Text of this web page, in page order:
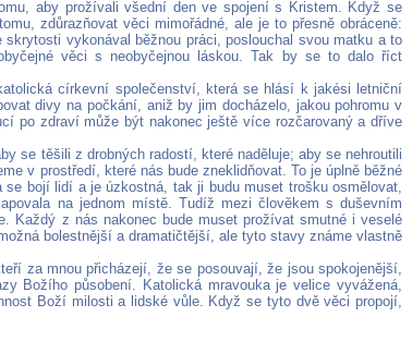
aby prožívali všední den ve spojení s Kristem. Když se
zdůrazňovat věci mimořádné, ale je to přesně obráceně:
vykonával běžnou práci, poslouchal svou matku a to
věci s neobyčejnou láskou. Tak by se to dalo říct
církevní společenství, která se hlásí k jakési letniční
divy na počkání, aniž by jim docházelo, jakou pohromu v
po zdraví může být nakonec ještě více rozčarovaný a dříve
se těšili z drobných radostí, které naděluje; aby se nehroutili
v prostředí, které nás bude zneklidňovat. To je úplně běžné
se bojí lidí a je úzkostná, tak ji budu muset trošku osmělovat,
na jednom místě. Tudíž mezi člověkem s duševním
Každý z nás nakonec bude muset prožívat smutné i veselé
bolestnější a dramatičtější, ale tyto stavy známe vlastně
za mnou přicházejí, že se posouvají, že jsou spokojenější,
Božího působení. Katolická mravouka je velice vyvážená,
Boží milosti a lidské vůle. Když se tyto dvě věci propojí,